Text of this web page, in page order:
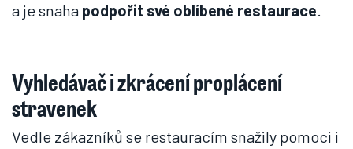
a je snaha podpořit své oblíbené restaurace.
Vyhledávač i zkrácení proplácení
stravenek
Vedle zákazníků se restauracím snažily pomoci i